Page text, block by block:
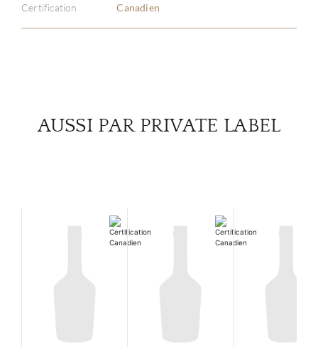
Certification Canadien
AUSSI PAR PRIVATE LABEL